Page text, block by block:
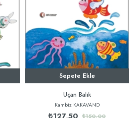
Sepete Ekle
Uçan Balık
Kambiz KAKAVAND
₺150,00